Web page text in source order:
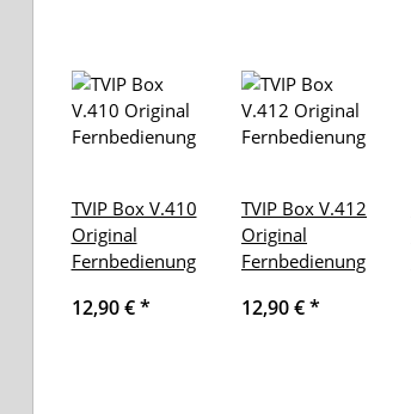
TVIP Box V.410
Original
Fernbedienung
12,90 €*
TVIP Box V.412
Original
Fernbedienung
12,90 €*